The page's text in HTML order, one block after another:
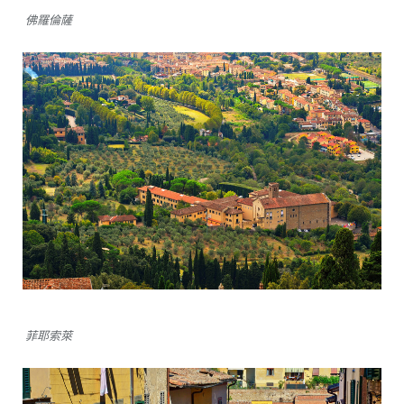
佛羅倫薩
菲耶索萊